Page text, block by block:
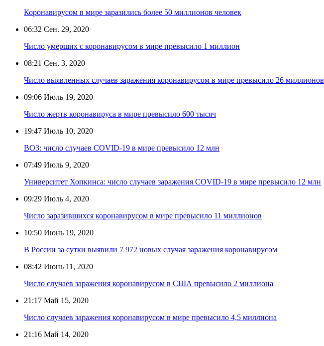
Коронавирусом в мире заразились более 50 миллионов человек
06:32 Сен. 29, 2020
Число умерших с коронавирусом в мире превысило 1 миллион
08:21 Сен. 3, 2020
Число выявленных случаев заражения коронавирусом в мире превысило 26 миллионов
09:06 Июль 19, 2020
Число жертв коронавируса в мире превысило 600 тысяч
19:47 Июль 10, 2020
ВОЗ: число случаев COVID-19 в мире превысило 12 млн
07:49 Июль 9, 2020
Университет Хопкинса: число случаев заражения COVID-19 в мире превысило 12 млн
09:29 Июль 4, 2020
Число заразившихся коронавирусом в мире превысило 11 миллионов
10:50 Июнь 19, 2020
В России за сутки выявили 7 972 новых случая заражения коронавирусом
08:42 Июнь 11, 2020
Число случаев заражения коронавирусом в США превысило 2 миллиона
21:17 Май 15, 2020
Число случаев заражения коронавирусом в мире превысило 4,5 миллиона
21:16 Май 14, 2020